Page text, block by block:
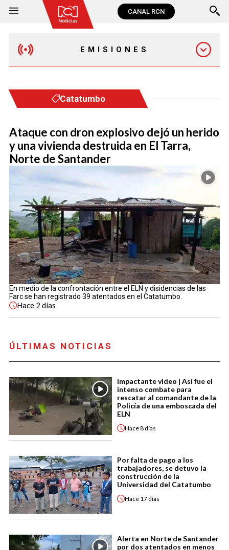
CANAL RCN
EMISIONES
EMISIÓN 7:00 PM
EMISIÓN 11:30 PM
Catatumbo
Ataque con dron explosivo dejó un herido
y una vivienda destruida en El Tarra,
Norte de Santander
En medio de la confrontación entre el ELN y disidencias de las
Farc se han registrado 39 atentados en el Catatumbo.
Hace 2 días
ÚLTIMAS NOTICIAS
Impactante video | Así fue el
intenso combate para
rescatar al comandante de la
Policía de una emboscada del
ELN
Hace8 días
Por falta de pago a los
trabajadores, se detuvo la
construcción de la
Universidad del Catatumbo
Hace 17 días
Alerta en Norte de Santander
por dos atentados en menos